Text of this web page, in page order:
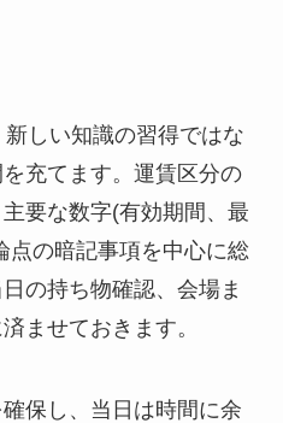
しい知識の習得ではな
充てます。運賃区分の
要な数字(有効期間、最
点の暗記事項を中心に総
の持ち物確認、会場ま
ませておきます。
保し、当日は時間に余